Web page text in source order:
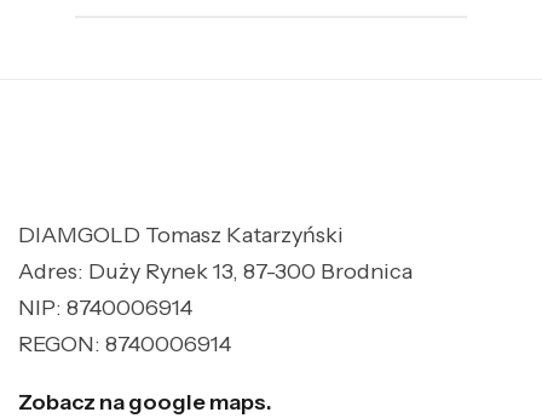
DIAMGOLD Tomasz Katarzyński
Adres: Duży Rynek 13, 87-300 Brodnica
NIP: 8740006914
REGON: 8740006914
Zobacz na google maps.